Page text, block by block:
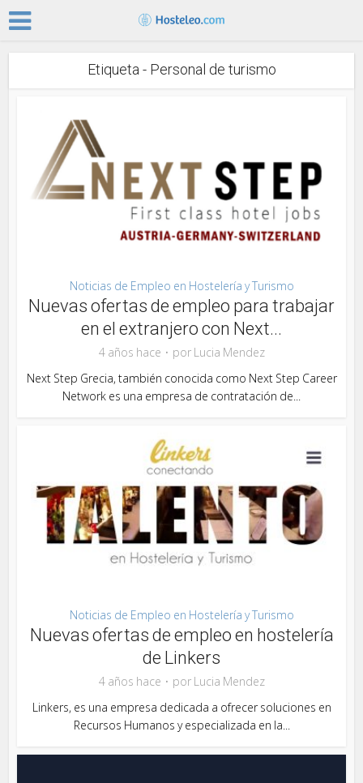
Etiqueta - Personal de turismo
Noticias de Empleo en Hostelería y Turismo
Nuevas ofertas de empleo para trabajar
en el extranjero con Next...
4 años hace por Lucia Mendez
Next Step Grecia, también conocida como Next Step Career
Network es una empresa de contratación de...
Noticias de Empleo en Hostelería y Turismo
Nuevas ofertas de empleo en hostelería
de Linkers
4 años hace por Lucia Mendez
Linkers, es una empresa dedicada a ofrecer soluciones en
Recursos Humanos y especializada en la...